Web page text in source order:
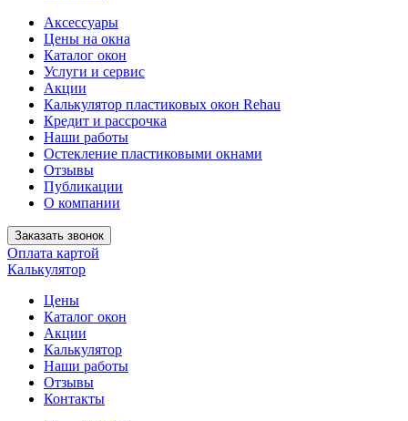
Аксессуары
Цены на окна
Каталог окон
Услуги и сервис
Акции
Калькулятор пластиковых окон Rehau
Кредит и рассрочка
Наши работы
Остекление пластиковыми окнами
Отзывы
Публикации
О компании
Заказать звонок
Оплата картой
Калькулятор
Цены
Каталог окон
Акции
Калькулятор
Наши работы
Отзывы
Контакты